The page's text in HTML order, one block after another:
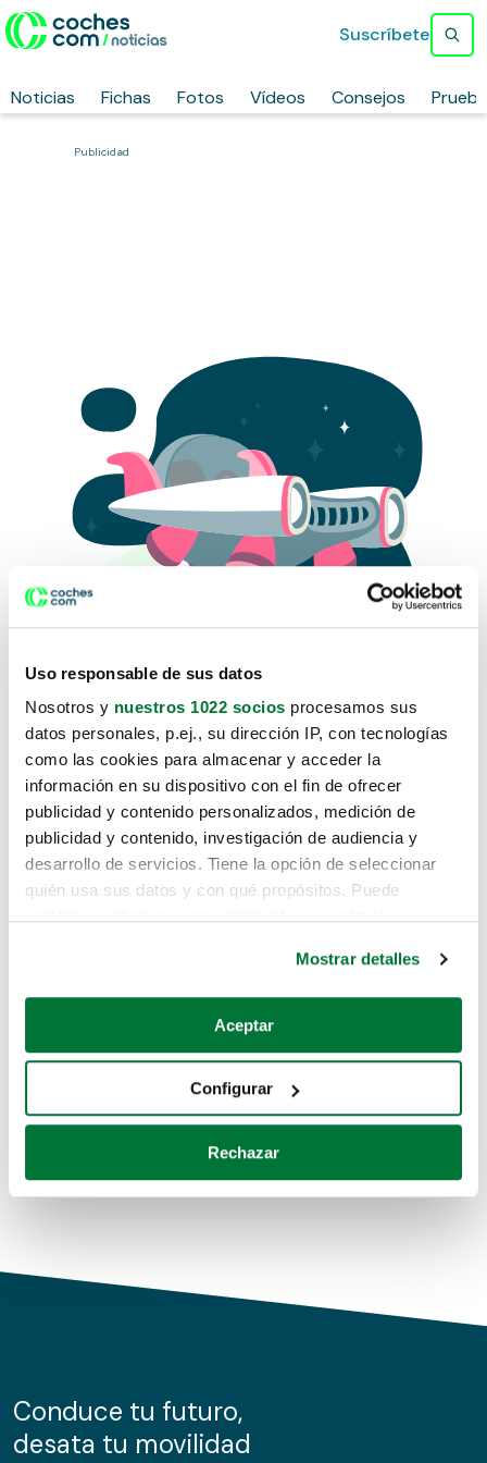
Uso responsable de sus datos
Nosotros y nuestros 1022 socios procesamos sus
datos personales, p.ej., su dirección IP, con tecnologías
como las cookies para almacenar y acceder la
información en su dispositivo con el fin de ofrecer
publicidad y contenido personalizados, medición de
publicidad y contenido, investigación de audiencia y
desarrollo de servicios. Tiene la opción de seleccionar
quién usa sus datos y con qué propósitos. Puede
Si lo permite, también quisiéramos:
Recopilar información sobre su ubicación geográfica
Identificar su dispositivo analizándolo activamente
para buscar características específicas (huellas
Obtenga más información sobre cómo se procesan sus
de cookies.
información sobre el uso que haga del sitio web con
nuestros partners de redes sociales, publicidad y análisis
Mostrar detalles
Aceptar
Configurar
Rechazar
Noticias Fichas Fotos Vídeos Consejos
Suscríbete
Publicidad
Lo sentimos, no sabemos como
te hemos traido hasta aquí.
Pero puedes encontrar el coche que estás
buscando en alguno de estos enlaces:
Coches de segunda mano
Coches de km0
Conduce tu futuro,
desata tu movilidad